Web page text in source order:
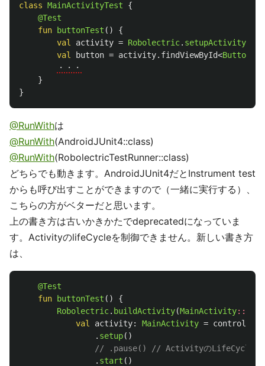
class MainActivityTest
{
@Test
fun
buttonTest ()
{
val
activity = Robolectric. setupActivity
val
button = activity. findViewById<Button
・・・
}
}
@RunWithは
@RunWith(AndroidJUnit4::class)
@RunWith(RobolectricTestRunner::class)
どちらでも動きます。AndroidJUnit4だとInstrument test
からも呼び出すことができますので（一緒に実行する）、
こちらの方がベターだと思います。
上の書き方は古いかきかたでdeprecatedになっていま
す。ActivityのlifeCycleを制御できません。新しい書き方
は、
@Test
fun
buttonTest ()
{
Robolectric. buildActivity(MainActivity::
val
activity: MainActivity = controller
. setup()
// .pause() // ActivityのLifeCycleを制
. start ()